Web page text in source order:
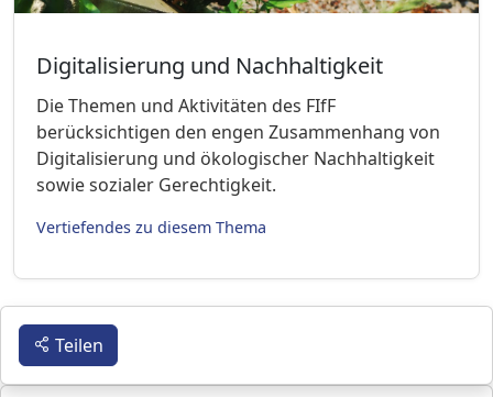
Digitalisierung und Nachhaltigkeit
Die Themen und Aktivitäten des FIfF
berücksichtigen den engen Zusammenhang von
Digitalisierung und ökologischer Nachhaltigkeit
sowie sozialer Gerechtigkeit.
Vertiefendes zu diesem Thema
Teilen